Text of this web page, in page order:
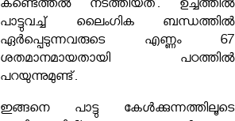
കണ്ടെത്തൽ നടത്തിയത്. ഉച്ചത്തിൽ
പാട്ടുവച്ച് ലൈംഗിക ബന്ധത്തിൽ
ഏ‍ർപ്പെടുന്നവരുടെ എണ്ണം 67
ശതമാനമായതായി പഠത്തിൽ
പറയുന്നുമുണ്ട്.
ഇങ്ങനെ പാട്ടു കേൾക്കുന്നത്തിലൂടെ